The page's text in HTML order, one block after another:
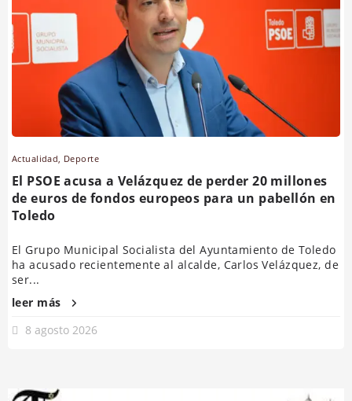
Actualidad, Deporte
El PSOE acusa a Velázquez de perder 20 millones
de euros de fondos europeos para un pabellón en
Toledo
El Grupo Municipal Socialista del Ayuntamiento de Toledo
ha acusado recientemente al alcalde, Carlos Velázquez, de
ser...
leer más
8 agosto 2026